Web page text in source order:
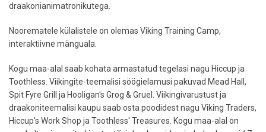
draakonianimatronikutega.
Noorematele külalistele on olemas Viking Training Camp,
interaktiivne mänguala.
Kogu maa-alal saab kohata armastatud tegelasi nagu Hiccup ja
Toothless. Viikingite-teemalisi söögielamusi pakuvad Mead Hall,
Spit Fyre Grill ja Hooligan's Grog & Gruel. Viikingivarustust ja
draakoniteemalisi kaupu saab osta poodidest nagu Viking Traders,
Hiccup's Work Shop ja Toothless' Treasures. Kogu maa-alal on